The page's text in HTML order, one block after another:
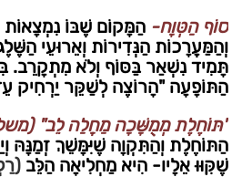
סוֹף הַטְּוָח- הַמָּקוֹם שֶׁבּוֹ
וְהַמַּעֲרָכוֹת הַנְּדִירוֹת וְאֵרוּעֵי
תָּמִיד נִשְׁאַר בַּסּוֹף וְלֹא מִתְקָרֵב.
הַתּוֹפָעָה "הָרוֹצֶה לְשַׁקֵּר יַרְחִיק
"תּוֹחֶלֶת מְמֻשָּׁכָה מַחֲלַה לֵב"
הַתּוֹחֶלֶת וְהַתִּקְוָה שֶׁיִּמָּשֵׁךְ זְמַנָּהּ
שֶׁקִּוּוּ אֵלָיו- הִיא מַחְלִיאָה הַלֵּב